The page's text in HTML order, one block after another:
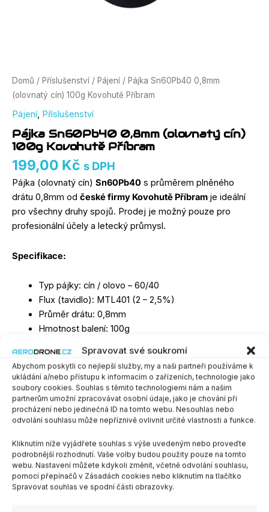
Spravovat své soukromí
Abychom poskytli co nejlepší služby, my a naši partneři používáme k
ukládání a/nebo přístupu k informacím o zařízeních, technologie jako
soubory cookies. Souhlas s těmito technologiemi nám a našim
partnerům umožní zpracovávat osobní údaje, jako je chování při
procházení nebo jedinečná ID na tomto webu. Nesouhlas nebo
odvolání souhlasu může nepříznivě ovlivnit určité vlastnosti a funkce.
Kliknutím níže vyjádřete souhlas s výše uvedeným nebo proveďte
podrobnější rozhodnutí. Vaše volby budou použity pouze na tomto
webu. Nastavení můžete kdykoli změnit, včetně odvolání souhlasu,
pomocí přepínačů v Zásadách cookies nebo kliknutím na tlačítko
Spravovat souhlas ve spodní části obrazovky.
Domů / Příslušenství / Pájení / Pájka Sn60Pb40 0,8mm
(olovnatý cín) 100g Kovohutě Příbram
Pájení, Příslušenství
Pájka Sn60Pb40 0,8mm (olovnatý cín)
100g Kovohutě Příbram
199,00 Kč s DPH
Pájka (olovnatý cín) Sn60Pb40 s průměrem plněného
drátu 0,8mm od české firmy Kovohutě Příbram je ideální
pro všechny druhy spojů. Prodej je možný pouze pro
profesionální účely a letecký průmysl.
Specifikace:
Typ pájky: cín / olovo – 60/40
Flux (tavidlo): MTL401 (2 – 2,5%)
Průměr drátu: 0,8mm
Hmotnost balení: 100g
Není skladem
Chci upozornit při naskladnění produktu
SKU:F0005841 Kategorie:Pájení,Příslušenství
Další informace